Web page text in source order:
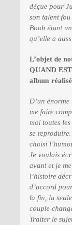
déçue pour
son talent
Boob étant
qu’elle a
L’objet de
QUAND
album
D’un
me faire
moi toutes
se
choisi
Je voulais
avant et je
l’histoire
d’accord
la fin, la
couple
Traiter le